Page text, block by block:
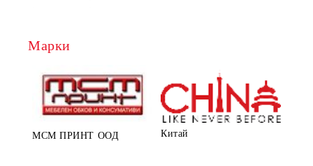
Марки
МСМ ПРИНТ ООД Китай